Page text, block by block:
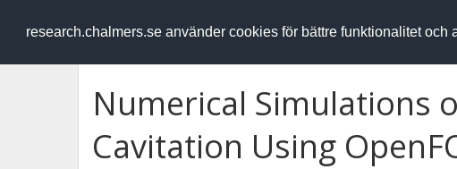
research.chalmers.se använder cookies för bättre funktionalitet och
RESEARCH.chalmers.se
Numerical Simulations
Cavitation Using